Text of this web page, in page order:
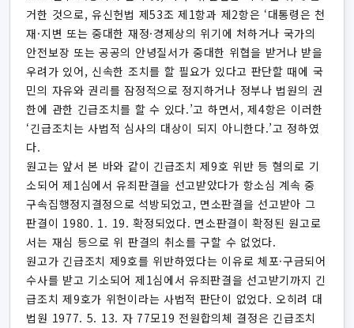
거한 것으로, 유신헌법 제53조 제1항과 제2항은 ‘대통령은 천
재·지변 또는 중대한 재정·경제상의 위기에 처하거나 국가의
안전보장 또는 공공의 안녕질서가 중대한 위협을 받거나 받을
우려가 있어, 신속한 조치를 할 필요가 있다고 판단할 때에 국
민의 자유와 권리를 잠정적으로 정지하거나 정부나 법원의 권
한에 관한 긴급조치를 할 수 있다.’고 하면서, 제4항은 이러한
‘긴급조치는 사법적 심사의 대상이 되지 아니한다.’고 정하였
다.
원고는 앞서 본 바와 같이 긴급조치 제9호 위반 등 혐의로 기
소되어 제1심에서 유죄판결을 선고받았다가 항소심 계속 중
구속집행정지결정으로 석방되었고, 면소판결을 선고받아 그
판결이 1980. 1. 19. 확정되었다. 면소판결이 확정된 원고로
서는 재심 등으로 위 판결의 취소를 구할 수 없었다.
원고가 긴급조치 제9호를 위반하였다는 이유로 체포·구금되어
수사를 받고 기소되어 제1심에서 유죄판결을 선고받기까지 긴
급조치 제9호가 위헌이라는 사법적 판단이 없었다. 오히려 대
법원 1977. 5. 13. 자 77모19 전원합의체 결정은 긴급조치